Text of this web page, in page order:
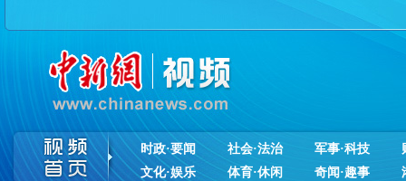
时政·要闻 社会·法治 军事·科技
文化·娱乐
体育·休闲 奇闻·趣事